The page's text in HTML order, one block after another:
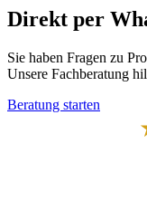
Direkt per
Sie haben Fragen zu
Unsere Fachberatung
Beratung starten